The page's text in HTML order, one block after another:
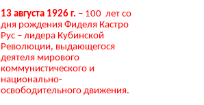
13 августа 1926 г. – 100 лет со
дня рождения Фиделя Кастро
Рус – лидера Кубинской
Революции, выдающегося
деятеля мирового
коммунистического и
национально-
освободительного движения.